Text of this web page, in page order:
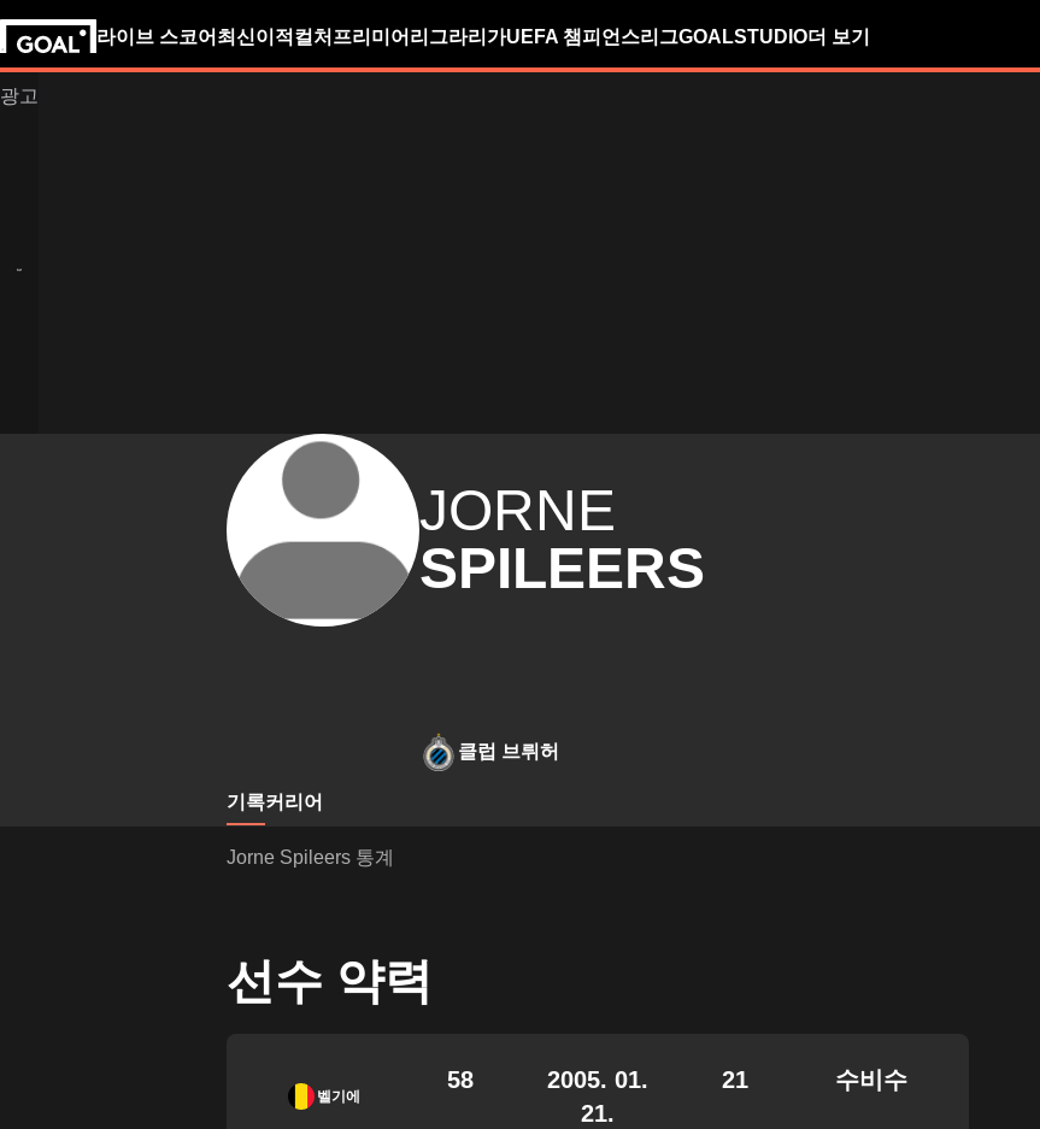
라이브 스코어 최신이적 컬처 프리미어리그라리가UEFA 챔피언스리그GOALSTUDIO더 보기
JORNE
SPILEERS
클럽 브뤼허
기록커리어
Jorne Spileers 통계
선수 약력
벨기에
58
2005. 01.
21.
21 수비수